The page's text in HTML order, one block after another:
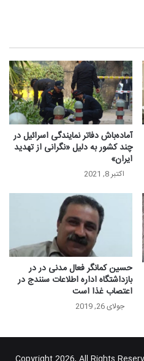
آماده‌باش دفاتر نمایندگی اسرائیل در
چند کشور به دلیل «نگرانی از تهدید
ایران»
اکتبر 8, 2021
حسین کمانگر فعال مدنی در در
بازداشتگاه اداره اطلاعات سنندج در
اعتصاب غذا است
جولای 26, 2019